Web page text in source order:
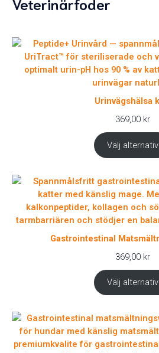
Urinvägshälsa
369,00 kr
Välj alternativ
Gastrointestinal
369,00 kr
Välj alternativ